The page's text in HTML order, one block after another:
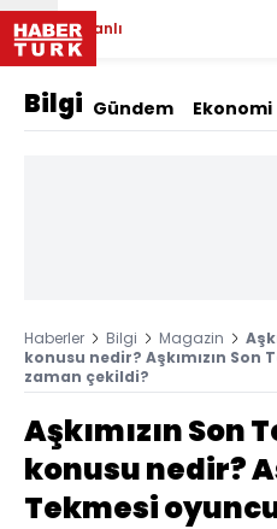
Canlı
Bilgi Gündem Ekonomi
Haberler Bilgi Magazin
konusu nedir? Aşkımızın
zaman çekildi?
Aşkımızın
konusu nedir?
Tekmesi